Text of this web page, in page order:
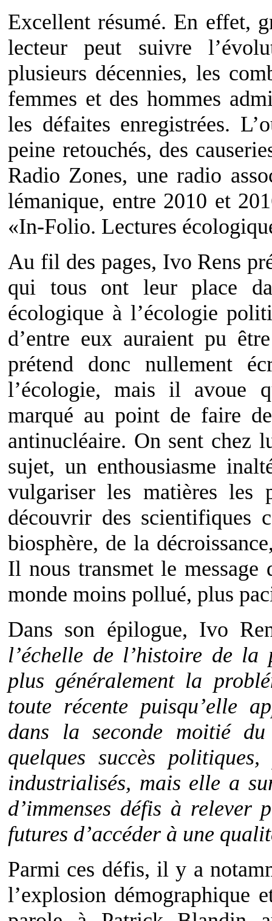
Excellent résumé. En effet,
lecteur peut suivre
plusieurs décennies, les
femmes et des hommes
les défaites enregistrées.
peine retouchés, des
Radio Zones, une radio
lémanique, entre 2010 et
«In-Folio. Lectures
Au fil des pages, Ivo Rens
qui tous ont leur place
écologique à l’écologie
d’entre eux auraient pu
prétend donc nullement
l’écologie, mais il avoue
marqué au point de faire
antinucléaire. On sent chez
sujet, un enthousiasme
vulgariser les matières les
découvrir des scientifiques
biosphère, de la
Il nous transmet le
monde moins pollué, plus
Dans son épilogue, Ivo
l’échelle de l’histoire de la
plus généralement la
toute récente puisqu’elle
dans la seconde moitié
quelques succès
industrialisés, mais elle a
d’immenses défis à relever
futures d’accéder à une
Parmi ces défis, il y a
l’explosion démographique